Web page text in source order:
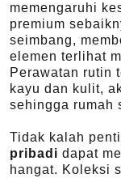
memengaruhi
premium
seimbang,
elemen terlihat
Perawatan rutin
kayu dan kulit,
sehingga rumah
Tidak kalah
pribadi dapat
hangat. Koleksi